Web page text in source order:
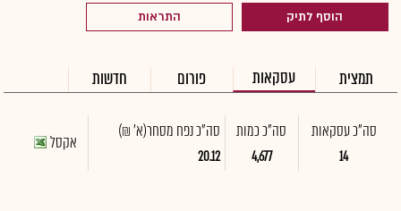
הוסף לתיק התראות
תמצית עסקאות פורום חדשות
סה"כ עסקאות
14
סה"כ כמות
4,677
סה"כ נפח מסחר(א' ₪)
20.12
אקסל